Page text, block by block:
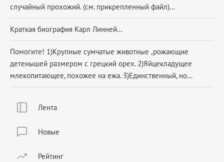
Лента
Новые
Рейтинг
случайный прохожий. (см. прикрепленный файл)...
Краткая биография Карл Линней...
Помогите! 1)Крупные сумчатые животные ,рожающие
детенышей размером с грецкий орех. 2)Яйцекладущее
млекопитающее, похожее на ежа. 3)Единственный, но...